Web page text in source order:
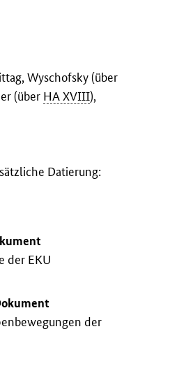
Wyschofsky (über
(über HA XVIII),
Datierung:
der EKU
der